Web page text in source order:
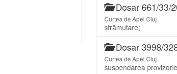
Dosar 661/33/
Curtea de Apel Cluj
strămutare;
Dosar 3998/
Curtea de Apel Cluj
suspendarea